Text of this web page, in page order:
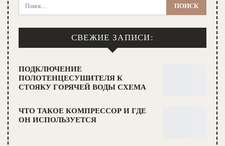
СВЕЖИЕ ЗАПИСИ:
ПОДКЛЮЧЕНИЕ
ПОЛОТЕНЦЕСУШИТЕЛЯ К
СТОЯКУ ГОРЯЧЕЙ ВОДЫ СХЕМА
ЧТО ТАКОЕ КОМПРЕССОР И ГДЕ
ОН ИСПОЛЬЗУЕТСЯ